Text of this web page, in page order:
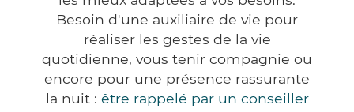
Besoin d'une auxiliaire de vie pour
réaliser les gestes de la vie
quotidienne, vous tenir compagnie ou
encore pour une présence rassurante
la nuit : être rappelé par un conseiller